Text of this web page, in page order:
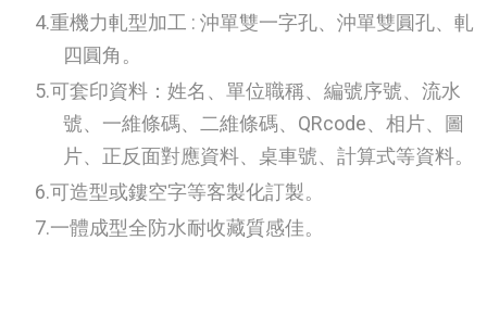
重機力軋型加工 : 沖單雙一字孔、沖單雙圓孔、軋
四圓角。
可套印資料：姓名、單位職稱、編號序號、流水
號、一維條碼、二維條碼、QRcode、相片、圖
片、正反面對應資料、桌車號、計算式等資料。
可造型或鏤空字等客製化訂製。
一體成型全防水耐收藏質感佳。